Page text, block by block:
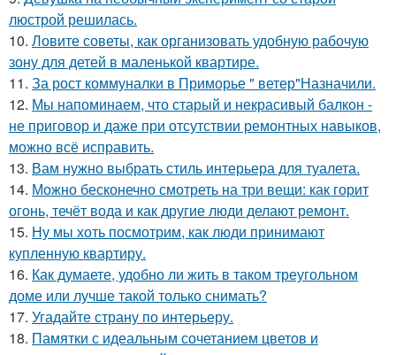
люстрой решилась.
10. Ловите советы, как организовать удобную рабочую
зону для детей в маленькой квартире.
11. За рост коммуналки в Приморье " ветер"Назначили.
12. Мы напоминаем, что старый и некрасивый балкон -
не приговор и даже при отсутствии ремонтных навыков,
можно всё исправить.
13. Вам нужно выбрать стиль интерьера для туалета.
14. Можно бесконечно смотреть на три вещи: как горит
огонь, течёт вода и как другие люди делают ремонт.
15. Ну мы хоть посмотрим, как люди принимают
купленную квартиру.
16. Как думаете, удобно ли жить в таком треугольном
доме или лучше такой только снимать?
17. Угадайте страну по интерьеру.
18. Памятки с идеальным сочетанием цветов и